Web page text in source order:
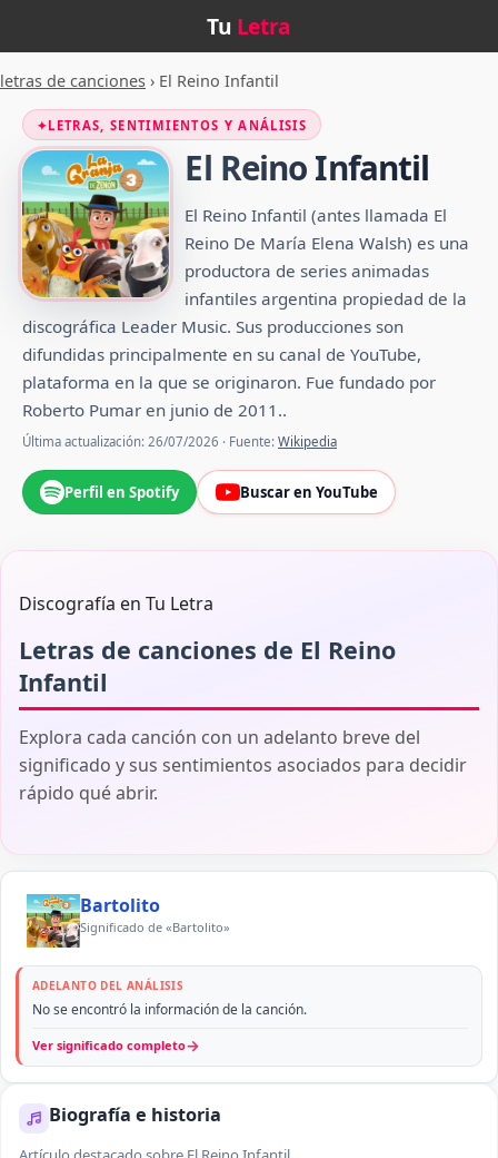
Tu Letra
letras de canciones › El Reino Infantil
✦LETRAS, SENTIMIENTOS Y ANÁLISIS
El Reino Infantil
El Reino Infantil (antes llamada El
Reino De María Elena Walsh) es una
productora de series animadas
infantiles argentina propiedad de la
discográfica Leader Music.​​ Sus producciones son
difundidas principalmente en su canal de YouTube,
plataforma en la que se originaron. Fue fundado por
Roberto Pumar en junio de 2011.​​.
Última actualización: 26/07/2026 · Fuente: Wikipedia
Perfil en Spotify Buscar en YouTube
Discografía en Tu Letra
Letras de canciones de El Reino
Infantil
Explora cada canción con un adelanto breve del
significado y sus sentimientos asociados para decidir
rápido qué abrir.
Bartolito
Significado de «Bartolito»
ADELANTO DEL ANÁLISIS
No se encontró la información de la canción.
Ver significado completo→
Biografía e historia